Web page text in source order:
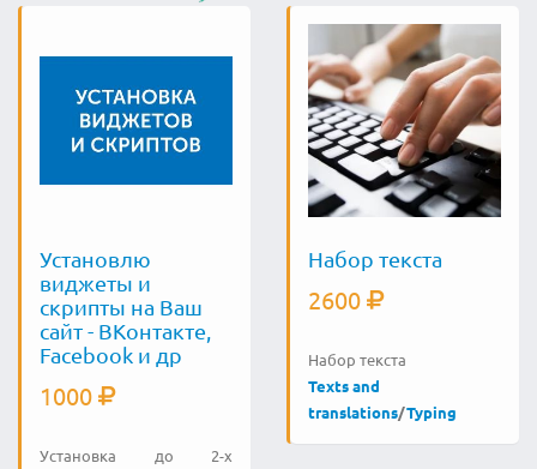
Установлю
виджеты и
скрипты на Ваш
сайт - ВКонтакте,
Facebook и др
1000
Установка до 2-х
Набор текста
2600
Набор текста
Texts and
translations/Typing